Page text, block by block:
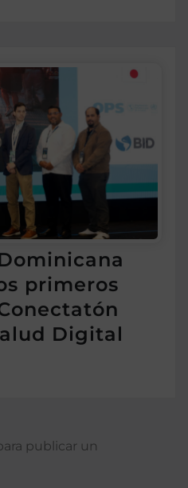
primeros
Digital
publicar un